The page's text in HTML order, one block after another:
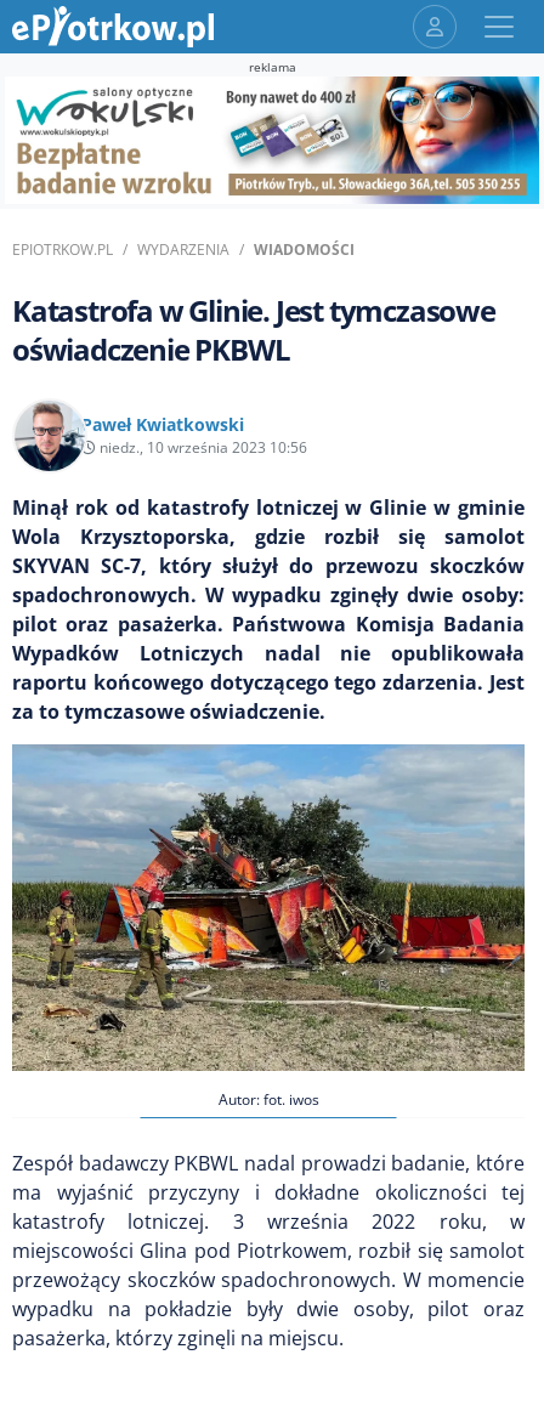
reklama
EPIOTRKOW.PL WYDARZENIA WIADOMOŚCI
Katastrofa w Glinie. Jest tymczasowe
oświadczenie PKBWL
Paweł Kwiatkowski
niedz., 10 września 2023 10:56
Minął rok od katastrofy lotniczej w Glinie w gminie
Wola Krzysztoporska, gdzie rozbił się samolot
SKYVAN SC-7, który służył do przewozu skoczków
spadochronowych. W wypadku zginęły dwie osoby:
pilot oraz pasażerka. Państwowa Komisja Badania
Wypadków Lotniczych nadal nie opublikowała
raportu końcowego dotyczącego tego zdarzenia. Jest
za to tymczasowe oświadczenie.
Autor: fot. iwos
Zespół badawczy PKBWL nadal prowadzi badanie, które
ma wyjaśnić przyczyny i dokładne okoliczności tej
katastrofy lotniczej. 3 września 2022 roku, w
miejscowości Glina pod Piotrkowem, rozbił się samolot
przewożący skoczków spadochronowych. W momencie
wypadku na pokładzie były dwie osoby, pilot oraz
pasażerka, którzy zginęli na miejscu.